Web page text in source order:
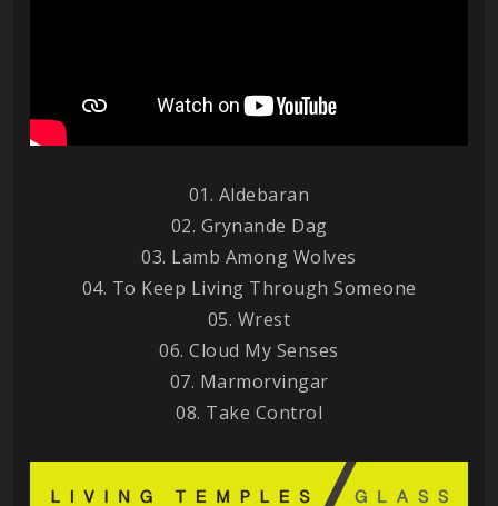
01. Aldebaran
02. Grynande Dag
03. Lamb Among Wolves
04. To Keep Living Through Someone
05. Wrest
06. Cloud My Senses
07. Marmorvingar
08. Take Control